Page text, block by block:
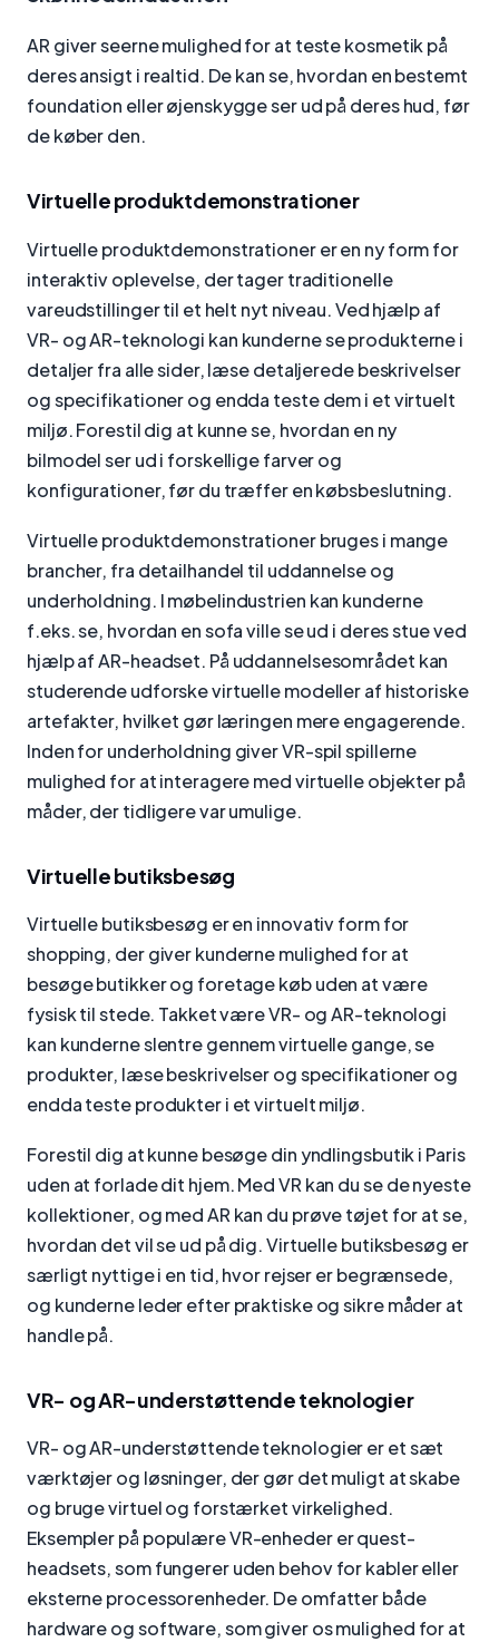
AR giver seerne mulighed for at teste kosmetik på
deres ansigt i realtid. De kan se, hvordan en bestemt
foundation eller øjenskygge ser ud på deres hud, før
de køber den.
Virtuelle produktdemonstrationer
Virtuelle produktdemonstrationer er en ny form for
interaktiv oplevelse, der tager traditionelle
vareudstillinger til et helt nyt niveau. Ved hjælp af
VR- og AR-teknologi kan kunderne se produkterne i
detaljer fra alle sider, læse detaljerede beskrivelser
og specifikationer og endda teste dem i et virtuelt
miljø. Forestil dig at kunne se, hvordan en ny
bilmodel ser ud i forskellige farver og
konfigurationer, før du træffer en købsbeslutning.
Virtuelle produktdemonstrationer bruges i mange
brancher, fra detailhandel til uddannelse og
underholdning. I møbelindustrien kan kunderne
f.eks. se, hvordan en sofa ville se ud i deres stue ved
hjælp af AR-headset. På uddannelsesområdet kan
studerende udforske virtuelle modeller af historiske
artefakter, hvilket gør læringen mere engagerende.
Inden for underholdning giver VR-spil spillerne
mulighed for at interagere med virtuelle objekter på
måder, der tidligere var umulige.
Virtuelle butiksbesøg
Virtuelle butiksbesøg er en innovativ form for
shopping, der giver kunderne mulighed for at
besøge butikker og foretage køb uden at være
fysisk til stede. Takket være VR- og AR-teknologi
kan kunderne slentre gennem virtuelle gange, se
produkter, læse beskrivelser og specifikationer og
endda teste produkter i et virtuelt miljø.
Forestil dig at kunne besøge din yndlingsbutik i Paris
uden at forlade dit hjem. Med VR kan du se de nyeste
kollektioner, og med AR kan du prøve tøjet for at se,
hvordan det vil se ud på dig. Virtuelle butiksbesøg er
særligt nyttige i en tid, hvor rejser er begrænsede,
og kunderne leder efter praktiske og sikre måder at
handle på.
VR- og AR-understøttende teknologier
VR- og AR-understøttende teknologier er et sæt
værktøjer og løsninger, der gør det muligt at skabe
og bruge virtuel og forstærket virkelighed.
Eksempler på populære VR-enheder er quest-
headsets, som fungerer uden behov for kabler eller
eksterne processorenheder. De omfatter både
hardware og software, som giver os mulighed for at